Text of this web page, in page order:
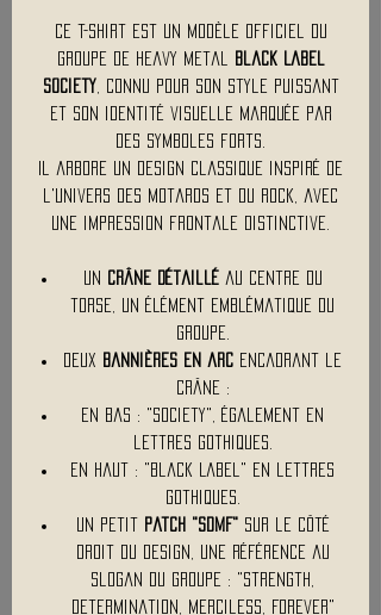
Ce t-shirt est un modèle officiel du
groupe de heavy metal
Black Label
Society, connu pour son style puissant
et son identité visuelle marquée par
des symboles forts.
Il arbore un design classique inspiré de
l'univers des motards et du rock, avec
une impression frontale distinctive.
Un crâne détaillé au centre du
torse, un élément emblématique du
groupe.
Deux
bannières en arc encadrant le
crâne :
En bas : "Society", également en
lettres gothiques.
En haut : "Black Label" en lettres
gothiques.
Un petit
patch "SDMF"sur le côté
droit du design, une référence au
slogan du groupe : "Strength,
Determination, Merciless, Forever"